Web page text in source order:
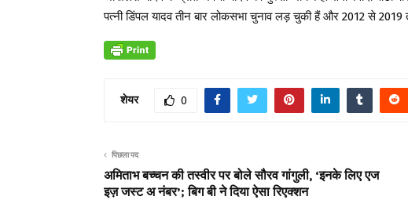
पत्नी डिंपल यादव तीन बार लोकसभा चुनाव लड़ चुकी हैं और 2012 से
शेयर 0
पिछला पद
अमिताभ बच्चन की तस्वीर पर बोले सौरव गांगुली, ‘इनके लिए एज
इज़ जस्ट अ नंबर’; बिग बी ने दिया ऐसा रिएक्शन